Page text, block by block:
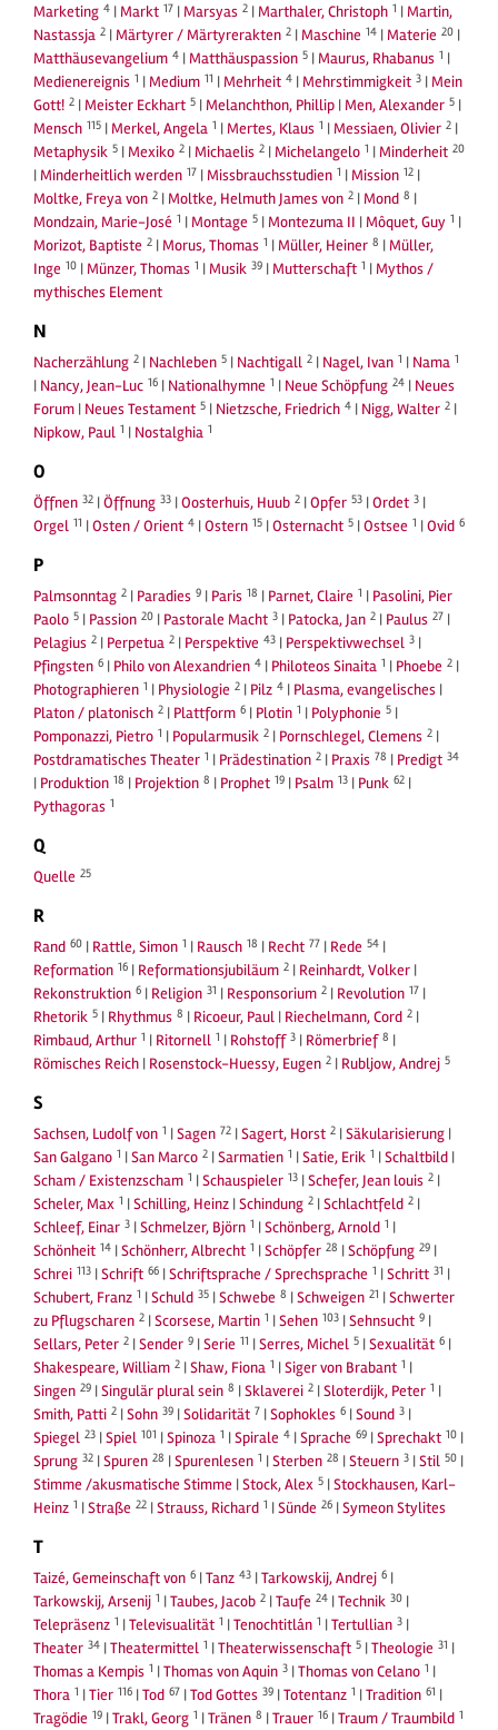
Marketing 4 | Markt 17 | Marsyas 2 | Marthaler, Christoph 1 | Martin,
Nastassja 2 | Märtyrer / Märtyrerakten 2 | Maschine 14 | Materie 20 |
Matthäusevangelium 4 | Matthäuspassion 5 | Maurus, Rhabanus 1 |
Medienereignis 1 | Medium 11 | Mehrheit 4 | Mehrstimmigkeit 3 | Mein
Gott! 2 | Meister Eckhart 5 | Melanchthon, Phillip | Men, Alexander 5 |
Mensch 115 | Merkel, Angela 1 | Mertes, Klaus 1 | Messiaen, Olivier 2 |
Metaphysik 5 | Mexiko 2 | Michaelis 2 | Michelangelo 1 | Minderheit 20
| Minderheitlich werden 17 | Missbrauchsstudien 1 | Mission 12 |
Moltke, Freya von 2 | Moltke, Helmuth James von 2 | Mond 8 |
Mondzain, Marie-José 1 | Montage 5 | Montezuma II | Môquet, Guy 1 |
Morizot, Baptiste 2 | Morus, Thomas 1 | Müller, Heiner 8 | Müller,
Inge 10 | Münzer, Thomas 1 | Musik 39 | Mutterschaft 1 | Mythos /
mythisches Element
N
Nacherzählung 2 | Nachleben 5 | Nachtigall 2 | Nagel, Ivan 1 | Nama 1
| Nancy, Jean-Luc 16 | Nationalhymne 1 | Neue Schöpfung 24 | Neues
Forum | Neues Testament 5 | Nietzsche, Friedrich 4 | Nigg, Walter 2 |
Nipkow, Paul 1 | Nostalghia 1
O
Öffnen 32 |Öffnung 33 |Oosterhuis, Huub 2 |Opfer 53 |Ordet 3 |
Orgel 11 |Osten / Orient 4 |Ostern 15 |Osternacht 5 |Ostsee 1 |Ovid 6
P
Palmsonntag 2 | Paradies 9 | Paris 18 | Parnet, Claire 1 | Pasolini, Pier
Paolo 5 | Passion 20 | Pastorale Macht 3 | Patocka, Jan 2 | Paulus 27 |
Pelagius 2 | Perpetua 2 | Perspektive 43 | Perspektivwechsel 3 |
Pfingsten 6 | Philo von Alexandrien 4 | Philoteos Sinaita 1 | Phoebe 2 |
Photographieren 1 | Physiologie 2 | Pilz 4 | Plasma, evangelisches |
Platon / platonisch 2 | Plattform 6 | Plotin 1 | Polyphonie 5 |
Pomponazzi, Pietro 1 | Popularmusik 2 | Pornschlegel, Clemens 2 |
Postdramatisches Theater 1 | Prädestination 2 | Praxis 78 | Predigt 34
| Produktion 18 | Projektion 8 | Prophet 19 | Psalm 13 | Punk 62 |
Pythagoras 1
Q
Quelle 25
R
Rand 60 | Rattle, Simon 1 | Rausch 18 | Recht 77 | Rede 54 |
Reformation 16 | Reformationsjubiläum 2 | Reinhardt, Volker |
Rekonstruktion 6 | Religion 31 | Responsorium 2 | Revolution 17 |
Rhetorik 5 | Rhythmus 8 | Ricoeur, Paul | Riechelmann, Cord 2 |
Rimbaud, Arthur 1 | Ritornell 1 | Rohstoff 3 | Römerbrief 8 |
Römisches Reich | Rosenstock-Huessy, Eugen 2 | Rubljow, Andrej 5
S
Sachsen, Ludolf von 1 |Sagen 72 |Sagert, Horst 2 |Säkularisierung |
San Galgano 1 |San Marco 2 |Sarmatien 1 |Satie, Erik 1 |Schaltbild |
Scham / Existenzscham 1 |Schauspieler 13 |Schefer, Jean louis 2 |
Scheler, Max 1 |Schilling, Heinz |Schindung 2 |Schlachtfeld 2 |
Schleef, Einar 3 |Schmelzer, Björn 1 |Schönberg, Arnold 1 |
Schönheit 14 |Schönherr, Albrecht 1 |Schöpfer 28 |Schöpfung 29 |
Schrei 113 |Schrift 66 |Schriftsprache / Sprechsprache 1 |Schritt 31 |
Schubert, Franz 1 |Schuld 35 |Schwebe 8 |Schweigen 21 |Schwerter
zu Pflugscharen 2 |Scorsese, Martin 1 |Sehen 103 |Sehnsucht 9 |
Sellars, Peter 2 |Sender 9 |Serie 11 |Serres, Michel 5 |Sexualität 6 |
Shakespeare, William 2 |Shaw, Fiona 1 |Siger von Brabant 1 |
Singen 29 |Singulär plural sein 8 |Sklaverei 2 |Sloterdijk, Peter 1 |
Smith, Patti 2 |Sohn 39 |Solidarität 7 |Sophokles 6 |Sound 3 |
Spiegel 23 |Spiel 101 |Spinoza 1 |Spirale 4 |Sprache 69 |Sprechakt 10 |
Sprung 32 |Spuren 28 |Spurenlesen 1 |Sterben 28 |Steuern 3 |Stil 50 |
Stimme /akusmatische Stimme |Stock, Alex 5 |Stockhausen, Karl-
Heinz 1 |Straße 22 |Strauss, Richard 1 |Sünde 26 |Symeon Stylites
T
Taizé, Gemeinschaft von 6 |Tanz 43 |Tarkowskij, Andrej 6 |
Tarkowskij, Arsenij 1 |Taubes, Jacob 2 |Taufe 24 |Technik 30 |
Telepräsenz 1 |Televisualität 1 |Tenochtitlán 1 |Tertullian 3 |
Theater 34 |Theatermittel 1 |Theaterwissenschaft 5 |Theologie 31 |
Thomas a Kempis 1 |Thomas von Aquin 3 |Thomas von Celano 1 |
Thora 1 |Tier 116 |Tod 67 |Tod Gottes 39 |Totentanz 1 |Tradition 61 |
Tragödie 19 |Trakl, Georg 1 |Tränen 8 |Trauer 16 |Traum / Traumbild 1